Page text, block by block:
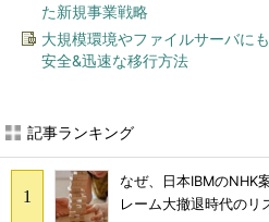
た新規事業戦略
大規模環境やファイルサーバに
安全&迅速な移行方法
記事ランキング
なぜ、日本IBMのNHK
レーム大撤退時代のリ